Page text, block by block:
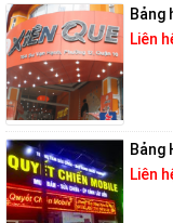
Bảng
Liên
Bảng
Liên